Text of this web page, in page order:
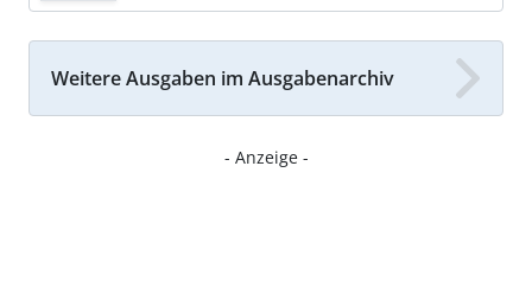
Weitere Ausgaben im Ausgabenarchiv
- Anzeige -